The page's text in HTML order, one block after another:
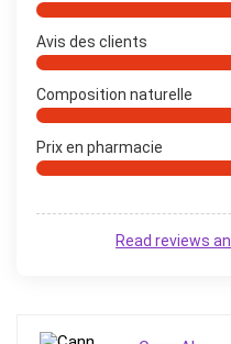
Avis des clients
Composition naturelle
Prix ​​en pharmacie
Read reviews